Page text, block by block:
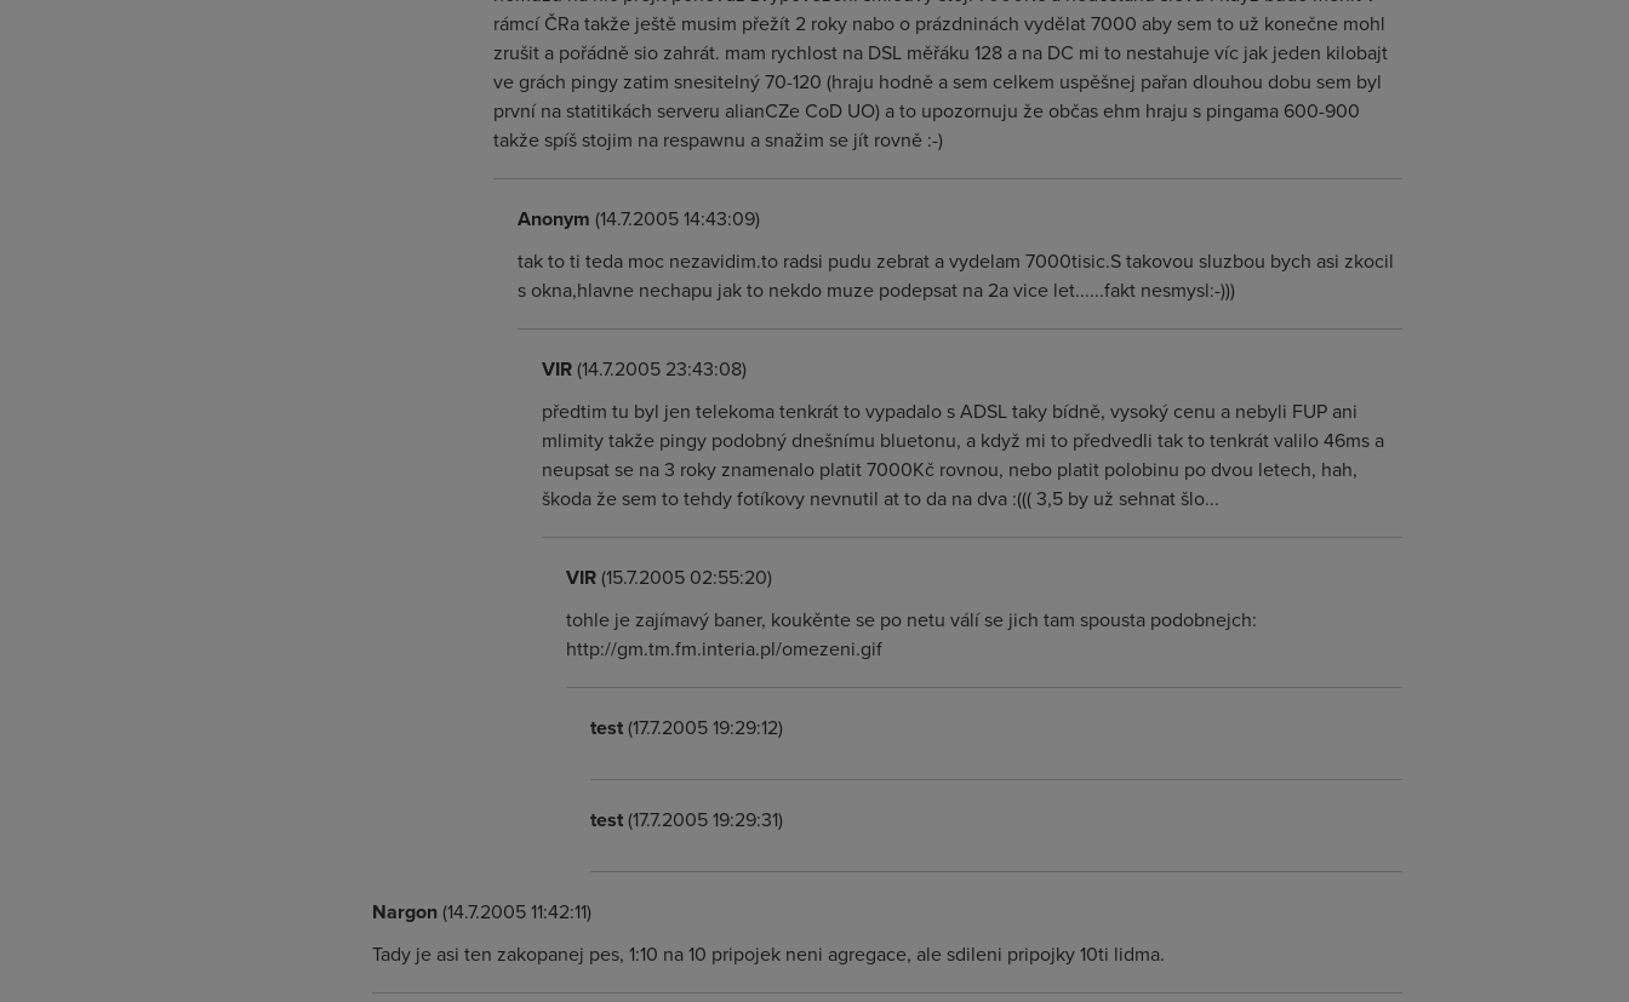
rámcí ČRa takže ještě musim přežít 2 roky nabo o prázdninách vydělat 7000 aby sem to už konečne mohl
zrušit a pořádně sio zahrát. mam rychlost na DSL měřáku 128 a na DC mi to nestahuje víc jak jeden kilobajt
ve grách pingy zatim snesitelný 70-120 (hraju hodně a sem celkem uspěšnej pařan dlouhou dobu sem byl
první na statitikách serveru alianCZe CoD UO) a to upozornuju že občas ehm hraju s pingama 600-900
takže spíš stojim na respawnu a snažim se jít rovně :-)
Anonym (14.7.2005 14:43:09)
tak to ti teda moc nezavidim.to radsi pudu zebrat a vydelam 7000tisic.S takovou sluzbou bych asi zkocil
s okna,hlavne nechapu jak to nekdo muze podepsat na 2a vice let......fakt nesmysl:-)))
VIR(14.7.2005 23:43:08)
předtim tu byl jen telekoma tenkrát to vypadalo s ADSL taky bídně, vysoký cenu a nebyli FUP ani
mlimity takže pingy podobný dnešnímu bluetonu, a když mi to předvedli tak to tenkrát valilo 46ms a
neupsat se na 3 roky znamenalo platit 7000Kč rovnou, nebo platit polobinu po dvou letech, hah,
škoda že sem to tehdy fotíkovy nevnutil at to da na dva :((( 3,5 by už sehnat šlo...
VIR(15.7.2005 02:55:20)
tohle je zajímavý baner, koukěnte se po netu válí se jich tam spousta podobnejch:
http://gm.tm.fm.interia.pl/omezeni.gif
test(17.7.2005 19:29:12)
test(17.7.2005 19:29:31)
Nargon(14.7.2005 11:42:11)
Tady je asi ten zakopanej pes, 1:10 na 10 pripojek neni agregace, ale sdileni pripojky 10ti lidma.